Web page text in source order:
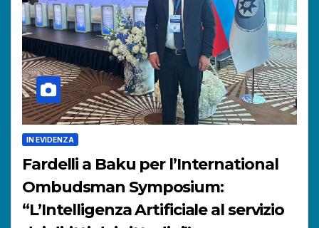
IN EVIDENZA
Fardelli a Baku per l’International
Ombudsman Symposium:
“L’Intelligenza Artificiale al servizio